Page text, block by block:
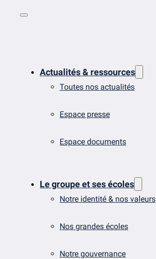
Actualités & ressources
Toutes nos actualités
Espace presse
Espace documents
Le groupe et ses écoles
Notre identité & nos valeurs
Nos grandes écoles
Notre gouvernance